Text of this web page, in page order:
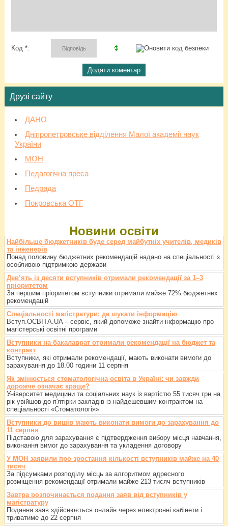
Код *:
Друзі сайту
ДАНО
Дніпропетровське відділення Малої академії наук
України
МОН
Педагогічна преса
Педрада
Покровська ОТГ
Новини освіти
Найбільше бюджетників буде серед майбутніх учителів, медиків
та інженерів
Понад половину бюджетних рекомендацій надано на спеціальності з
особливою підтримкою держави
Дев’ять із десяти вступників отримали рекомендації за 1–3
пріоритетом
За першим пріоритетом вступники отримали майже 72% бюджетних
рекомендацій
Спеціальності магістратури: де шукати інформацію
Вступ.ОСВІТА.UA – сервіс, який допоможе знайти інформацію про
магістерські освітні програми
Вступники на бакалаврат отримали рекомендації на бюджет та
контракт
Вступники, які отримали рекомендації, мають виконати вимоги до
зарахування до 18.00 години 11 серпня
Як змінюється стоматологічна освіта в Україні: чи завжди
дорожче означає краще?
Університет медицини та соціальних наук із вартістю 55 тисяч грн на
рік увійшов до п'ятірки закладів із найдешевшим контрактом на
спеціальності «Стоматологія»
Вступники до вишів мають виконати вимоги до зарахування до
11 серпня
Підставою для зарахування є підтвердження вибору місця навчання,
виконання вимог до зарахування та укладення договору
У МОН заявили про зростання кількості вступників майже на 40
тисяч
За підсумками розподілу місць за алгоритмом адресного
розміщення рекомендації отримали майже 213 тисяч вступників
Завтра розпочинається подання заяв від вступників у
магістратуру
Подання заяв здійснюється онлайн через електронні кабінети і
триватиме до 22 серпня